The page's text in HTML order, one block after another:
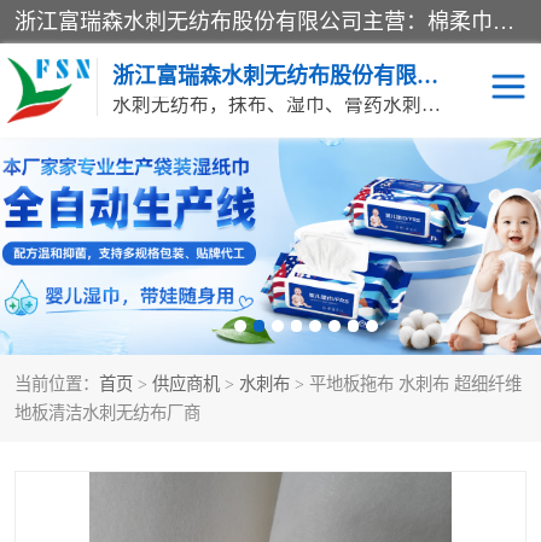
浙江富瑞森水刺无纺布股份有限公司主营：棉柔巾水刺无纺布、水刺布、水刺无纺布、膏药水刺无纺布、清洁抹布、湿巾、针刺无纺布、珍珠纹水刺无纺布、无纺布清洁抹布等产品。浙江富瑞森水刺无纺布股份有限公司积倡导由工程师全面负责生产工艺、产品质量检测的管理模式，通过ISO9001质量体系认证。
浙江富瑞森水刺无纺布股份有限公司
水刺无纺布，抹布、湿巾、膏药水刺无纺布、棉柔巾水刺无纺布、水刺布
当前位置： 首页 > 供应商机 > 水刺布 > 平地板拖布 水刺布 超细纤维
地板清洁水刺无纺布厂商
水刺布 巴布贴水刺布
PVC革基布 无纺布清洁抹布
抗菌等功能性产品
多种清洁尘掸 珍珠纹水刺无纺布